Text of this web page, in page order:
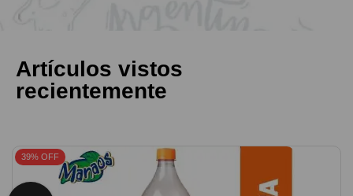
Artículos vistos
recientemente
39% OFF